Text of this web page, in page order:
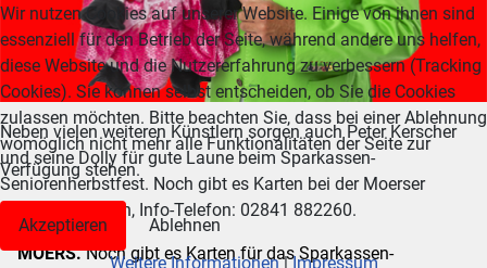
Neben vielen weiteren Künstlern sorgen auch Peter Kerscher
und seine Dolly für gute Laune beim Sparkassen-
Seniorenherbstfest. Noch gibt es Karten bei der Moerser
Stadtinformation, Info-Telefon: 02841 882260.
MOERS.Noch gibt es Karten für das Sparkassen-
Wir nutzen Cookies auf unserer Website. Einige von ihnen sind
essenziell für den Betrieb der Seite, während andere uns helfen,
diese Website und die Nutzererfahrung zu verbessern (Tracking
Cookies). Sie können selbst entscheiden, ob Sie die Cookies
zulassen möchten. Bitte beachten Sie, dass bei einer Ablehnung
womöglich nicht mehr alle Funktionalitäten der Seite zur
Verfügung stehen.
Akzeptieren
Ablehnen
Weitere Informationen|Impressum